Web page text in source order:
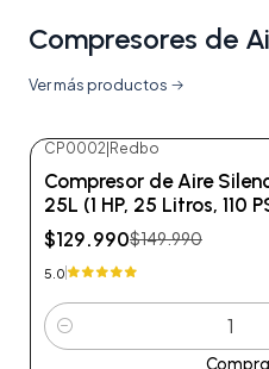
Compresores de
Ver más productos
CP0002 Redbo
Compresor de Aire
25L (1 HP, 25 Litros, 110
$129.990$149.990
5.0
Cantidad